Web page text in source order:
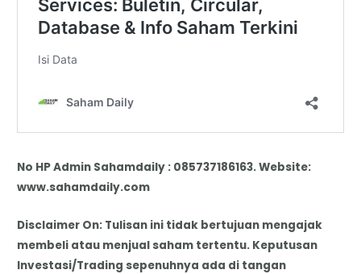
No HP Admin Sahamdaily : 085737186163. Website:
www.sahamdaily.com
Disclaimer On: Tulisan ini tidak bertujuan mengajak
membeli atau menjual saham tertentu. Keputusan
Investasi/Trading sepenuhnya ada di tangan